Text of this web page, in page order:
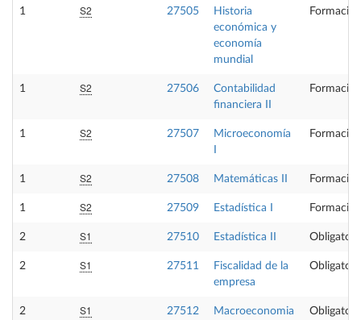
1 S2 27505
Historia
económica y
economía
mundial
1 S2 27506
Contabilidad
financiera II
1 S2 27507
Microeconomía
1 S2 27508 Matemáticas II
1 S2 27509 Estadística I
2 S1 27510 Estadística II
2 S1 27511
Fiscalidad de la
empresa
2 S1 27512
Macroeconomia